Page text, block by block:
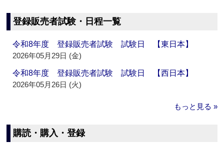
登録販売者試験・日程一覧
令和8年度 登録販売者試験 試験日 【東日本】
2026年05月29日 (金)
令和8年度 登録販売者試験 試験日 【西日本】
2026年05月26日 (火)
もっと見る »
購読・購入・登録